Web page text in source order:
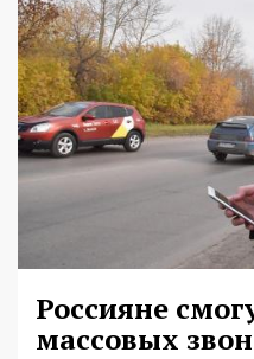
Россияне
массовых